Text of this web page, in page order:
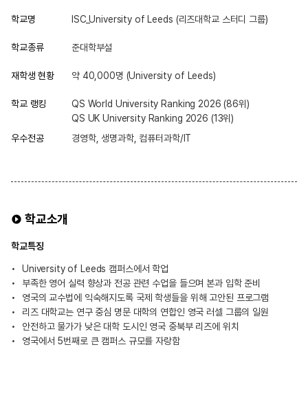
학교명 ISC_University of Leeds (리즈대학교 스터디 그룹)
학교종류 준대학부설
재학생 현황 약 40,000명 (University of Leeds)
학교 랭킹
QS World University Ranking 2026 (86위)
QS UK University Ranking 2026 (13위)
우수전공
경영학, 생명과학, 컴퓨터과학/IT
학교소개
학교특징
University of Leeds 캠퍼스에서 학업
부족한 영어 실력 향상과 전공 관련 수업을 들으며 본과 입학 준비
영국의 교수법에 익숙해지도록 국제 학생들을 위해 고안된 프로그램
리즈 대학교는 연구 중심 명문 대학의 연합인 영국 러셀 그룹의 일원
안전하고 물가가 낮은 대학 도시인 영국 중북부 리즈에 위치
영국에서 5번째로 큰 캠퍼스 규모를 자랑함